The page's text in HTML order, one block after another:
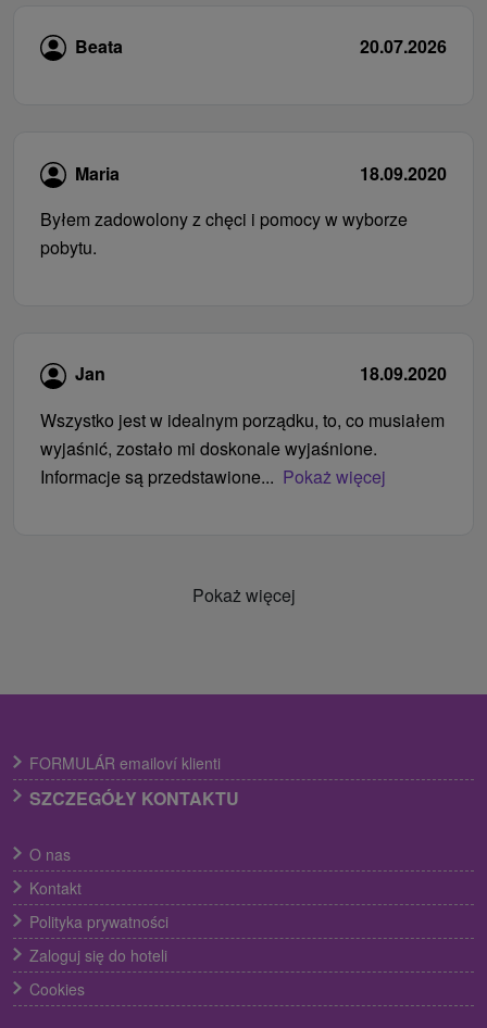
Beata 20.07.2026
Maria
18.09.2020
Byłem zadowolony z chęci i pomocy w wyborze
pobytu.
Jan
18.09.2020
Wszystko jest w idealnym porządku, to, co musiałem
wyjaśnić, zostało mi doskonale wyjaśnione.
Informacje są przedstawione... Pokaż więcej
Pokaż więcej
FORMULÁR emailoví klienti
SZCZEGÓŁY KONTAKTU
O nas
Kontakt
Polityka prywatności
Zaloguj się do hoteli
Cookies